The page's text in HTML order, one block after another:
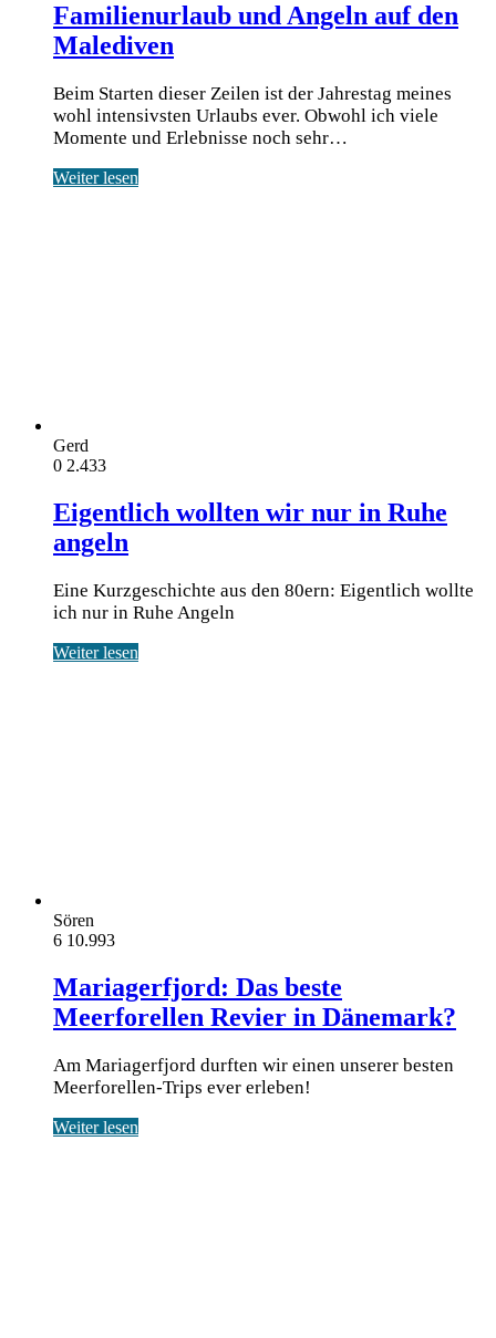
Familienurlaub und Angeln auf den
Malediven
Beim Starten dieser Zeilen ist der Jahrestag meines
wohl intensivsten Urlaubs ever. Obwohl ich viele
Momente und Erlebnisse noch sehr…
Weiter lesen
Gerd
0 2.433
Eigentlich wollten wir nur in Ruhe
angeln
Eine Kurzgeschichte aus den 80ern: Eigentlich wollte
ich nur in Ruhe Angeln
Weiter lesen
Sören
6 10.993
Mariagerfjord: Das beste
Meerforellen Revier in Dänemark?
Am Mariagerfjord durften wir einen unserer besten
Meerforellen-Trips ever erleben!
Weiter lesen